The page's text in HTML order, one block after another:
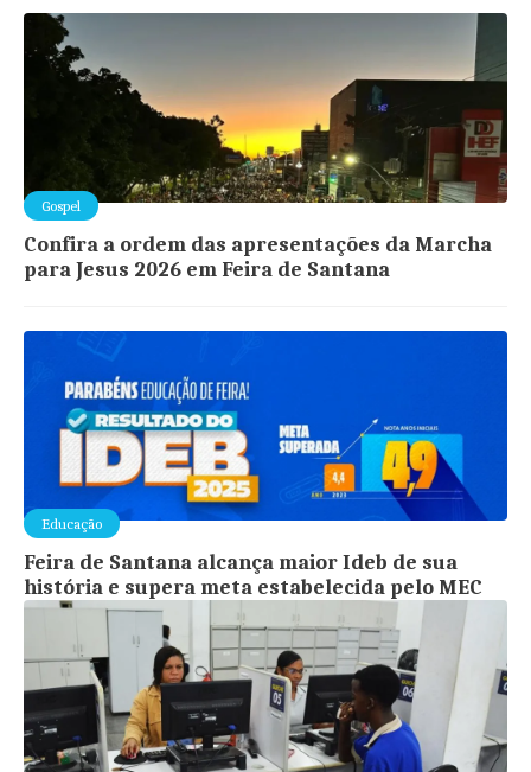
Gospel
Confira a ordem das apresentações da Marcha
para Jesus 2026 em Feira de Santana
Educação
Feira de Santana alcança maior Ideb de sua
história e supera meta estabelecida pelo MEC